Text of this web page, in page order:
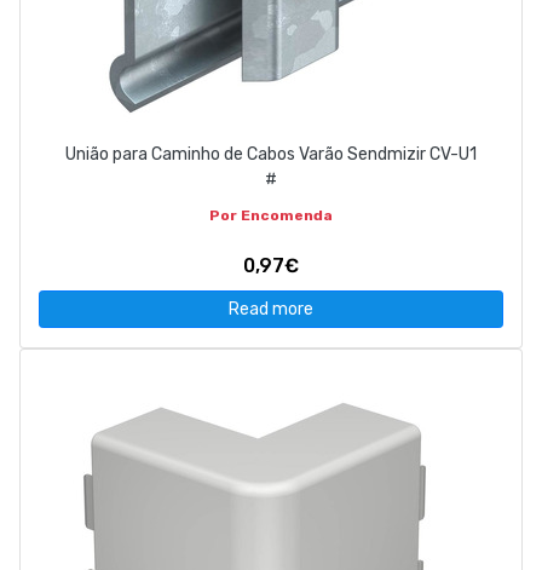
União para Caminho de Cabos Varão Sendmizir CV-U1
#
Por Encomenda
0,97€
Read more